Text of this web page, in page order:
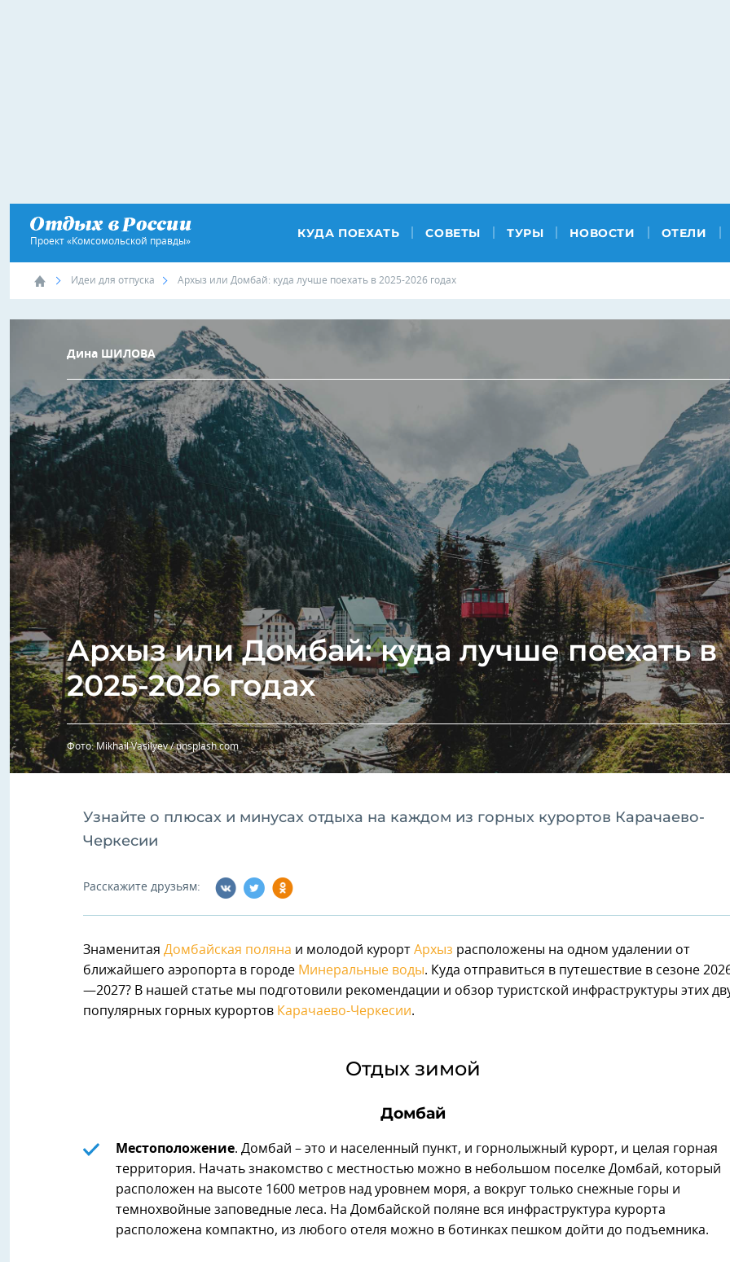
Проект «Комсомольской правды»
КУДА ПОЕХАТЬ СОВЕТЫ ТУРЫ НОВОСТИ ОТЕЛИ
Идеи для отпуска Архыз или Домбай: куда лучше поехать в 2025-2026 годах
Дина ШИЛОВА
Архыз или Домбай: куда лучше поехать в
2025-2026 годах
Фото: Mikhail Vasilyev / unsplash.com
Узнайте о плюсах и минусах отдыха на каждом из горных курортов Карачаево-
Черкесии
Расскажите друзьям:
Знаменитая Домбайская поляна и молодой курорт Архыз расположены на одном удалении от
ближайшего аэропорта в городе Минеральные воды. Куда отправиться в путешествие в сезоне
—2027? В нашей статье мы подготовили рекомендации и обзор туристской инфраструктуры этих
популярных горных курортов Карачаево-Черкесии.
Отдых зимой
Домбай
Местоположение. Домбай – это и населенный пункт, и горнолыжный курорт, и целая горная
территория. Начать знакомство с местностью можно в небольшом поселке Домбай, который
расположен на высоте 1600 метров над уровнем моря, а вокруг только снежные горы и
темнохвойные заповедные леса. На Домбайской поляне вся инфраструктура курорта
расположена компактно, из любого отеля можно в ботинках пешком дойти до подъемника.